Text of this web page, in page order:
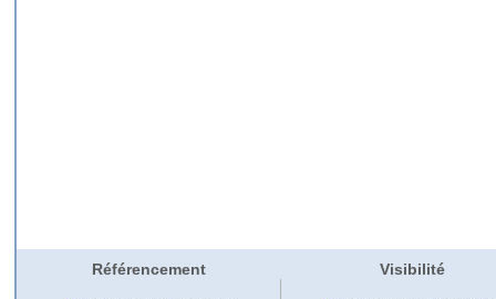
Référencement Visibilité